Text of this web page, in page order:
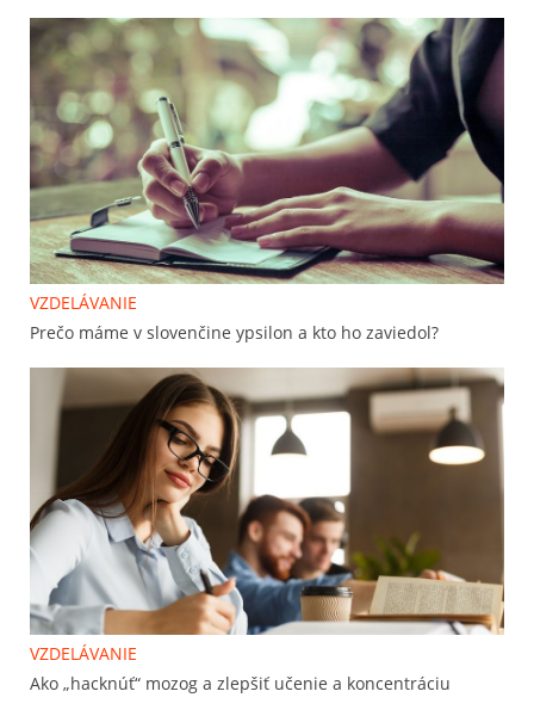
VZDELÁVANIE
Prečo máme v slovenčine ypsilon a kto ho zaviedol?
VZDELÁVANIE
Ako „hacknúť“ mozog a zlepšiť učenie a koncentráciu